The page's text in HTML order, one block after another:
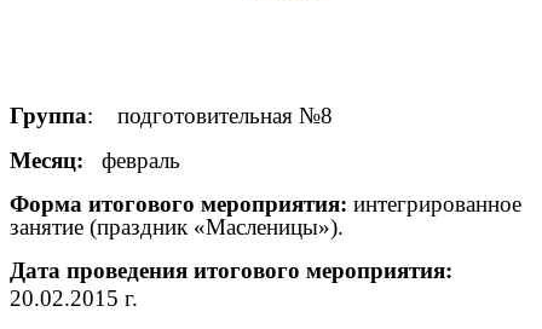
Группа: подготовительная №8
Месяц: февраль
Форма итогового мероприятия: интегрированное
занятие (праздник «Масленицы»).
Дата проведения итогового мероприятия:
20.02.2015 г.